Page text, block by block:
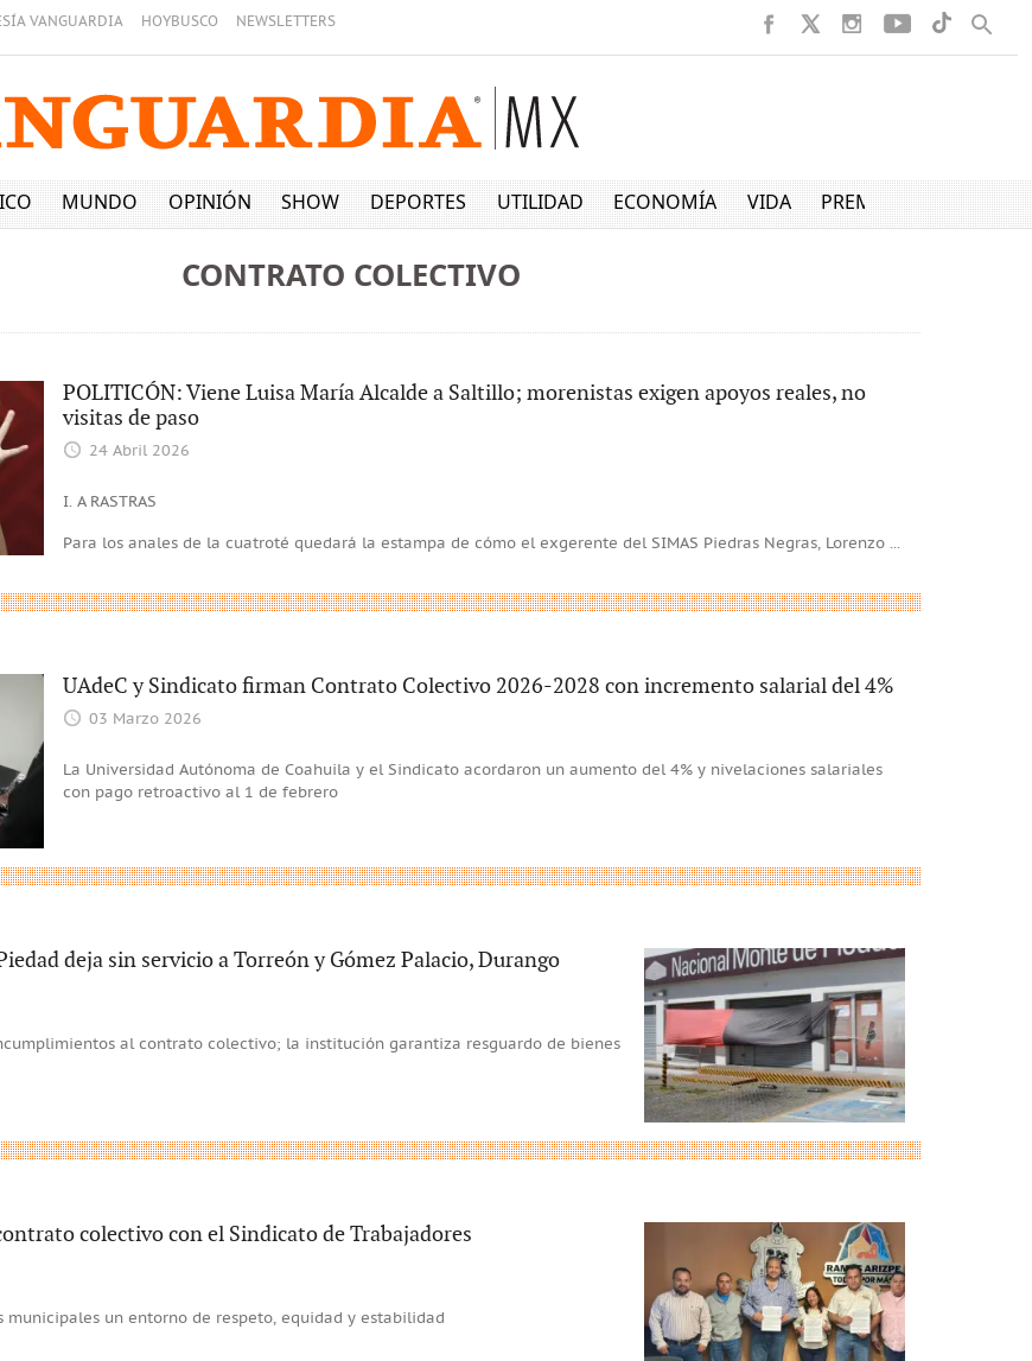
VANGUARDIA HOYBUSCO NEWSLETTERS
MUNDO OPINIÓN SHOW DEPORTES UTILIDAD ECONOMÍA VIDA PREMIUM
CONTRATO COLECTIVO
POLITICÓN: Viene Luisa María Alcalde a Saltillo; morenistas exigen apoyos reales, no
visitas de paso
24 Abril 2026
I. A RASTRAS
Para los anales de la cuatroté quedará la estampa de cómo el exgerente del SIMAS Piedras Negras, Lorenzo ...
UAdeC y Sindicato firman Contrato Colectivo 2026-2028 con incremento salarial del 4%
03 Marzo 2026
La Universidad Autónoma de Coahuila y el Sindicato acordaron un aumento del 4% y nivelaciones salariales
con pago retroactivo al 1 de febrero
deja sin servicio a Torreón y Gómez Palacio, Durango
al contrato colectivo; la institución garantiza resguardo de bienes
colectivo con el Sindicato de Trabajadores
municipales un entorno de respeto, equidad y estabilidad